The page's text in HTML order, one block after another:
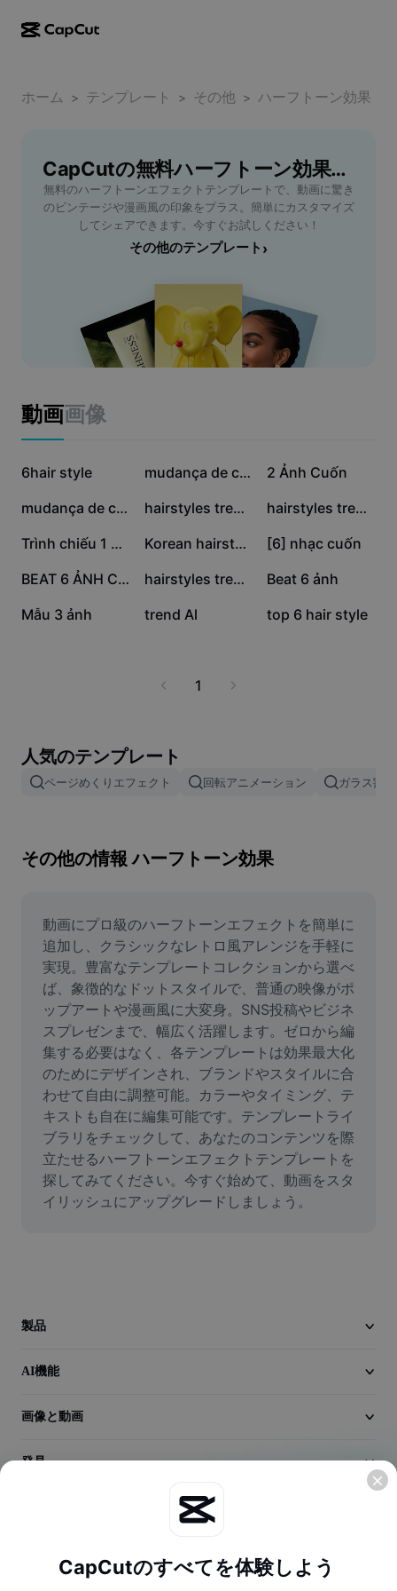
CapCutデスクトップ
CapCut Pad
CapCutモバイル
動画スタジオ
AI動画ジェネレーター
AI画像ジェネレーター
Dreamina Seedance 2.5
Nano Banana Pro
自動キャプション
キャプションテンプレート
画像結合
画像サイズ変更
オンライン写真エディター
ミームジェネレーター
AI Text Remover
AI People Remover
AI Inpainting
Face Cutout
動画
動画エディター
動画エディター＆ジェネレーター
画像エディター＆ジェネレーター
音声ジェネレーター＆エディター
ユースケース
マーケティング
テンプレートのトレンドとヒント
その他
ソーシャルメディアのテンプレート
その他
カレンダーのテンプレート
アニバーサリーのテンプレート
エフェクトのテンプレート
産業のテンプレート
振り返りのテンプレート
取り組み
アフィリエイト
パイオニアプログラム
クリエイティブパートナープログラム
CapCutクリエイティブキャンパス
トラストセンター
ヘルプセンター
ニュースルーム
CapCutの利用規約について
Dreamina Seedance 2.0 Launch
ホーム > テンプレート > その他 > ハーフトーン効果
CapCutの無料ハーフトーン効果テンプレート
無料のハーフトーンエフェクトテンプレートで、動画に驚き
のビンテージや漫画風の印象をプラス。簡単にカスタマイズ
してシェアできます。今すぐお試しください！
その他のテンプレート ›
動画画像
66.5万
6hair style 46.8万 mudança de cabelo 43.6万
2 Ảnh Cuốn
17.3万 mudança de cabelo 10.6万 hairstyles trend Al 6.2万 hairstyles trend Al
6.1万 Trình chiếu 1 ảnh 5.5万 Korean hairstyles ai 5.3万
[6] nhạc cuốn
2.7万 BEAT 6 ẢNH CỰC CUỐN 2.2万 hairstyles trend Al 2万
Beat 6 ảnh
7276
Mẫu 3 ảnh 4624
trend Al 2923
top 6 hair style
1
人気のテンプレート
ページめくりエフェクト 回転アニメーション ガラス割
その他の情報 ハーフトーン効果
動画にプロ級のハーフトーンエフェクトを簡単に
追加し、クラシックなレトロ風アレンジを手軽に
実現。豊富なテンプレートコレクションから選べ
ば、象徴的なドットスタイルで、普通の映像がポ
ップアートや漫画風に大変身。SNS投稿やビジネ
スプレゼンまで、幅広く活躍します。ゼロから編
集する必要はなく、各テンプレートは効果最大化
のためにデザインされ、ブランドやスタイルに合
わせて自由に調整可能。カラーやタイミング、テ
キストも自在に編集可能です。テンプレートライ
ブラリをチェックして、あなたのコンテンツを際
立たせるハーフトーンエフェクトテンプレートを
探してみてください。今すぐ始めて、動画をスタ
イリッシュにアップグレードしましょう。
製品
AI機能
画像と動画
発見
CapCutのすべてを体験しよう